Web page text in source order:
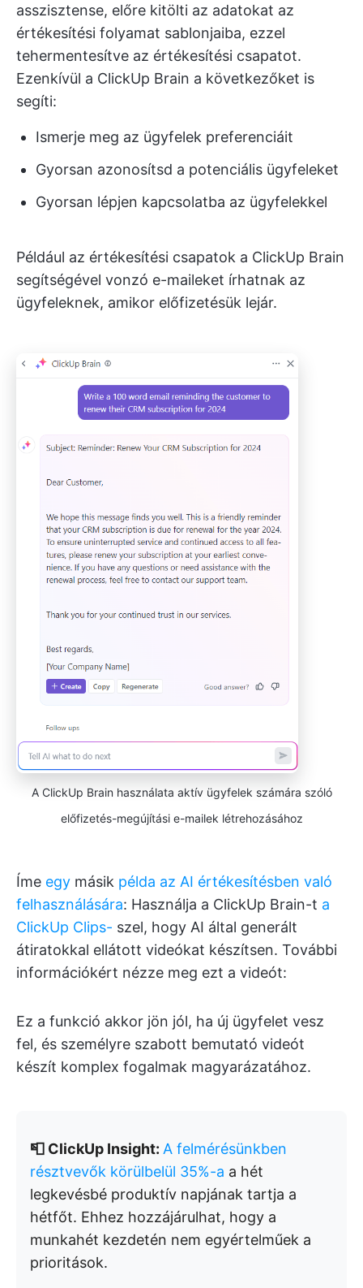
asszisztense, előre kitölti az adatokat az
értékesítési folyamat sablonjaiba, ezzel
tehermentesítve az értékesítési csapatot.
Ezenkívül a ClickUp Brain a következőket is
segíti:
Ismerje meg az ügyfelek preferenciáit
Gyorsan azonosítsd a potenciális ügyfeleket
Gyorsan lépjen kapcsolatba az ügyfelekkel
Például az értékesítési csapatok a ClickUp Brain
segítségével vonzó e-maileket írhatnak az
ügyfeleknek, amikor előfizetésük lejár.
A ClickUp Brain használata aktív ügyfelek számára szóló
előfizetés-megújítási e-mailek létrehozásához
Íme egy másik példa az AI értékesítésben való
felhasználására: Használja a ClickUp Brain-t a
ClickUp Clips- szel, hogy AI által generált
átiratokkal ellátott videókat készítsen. További
információkért nézze meg ezt a videót:
Ez a funkció akkor jön jól, ha új ügyfelet vesz
fel, és személyre szabott bemutató videót
készít komplex fogalmak magyarázatához.
📮 ClickUp Insight: A felmérésünkben
résztvevők körülbelül 35%-a a hét
legkevésbé produktív napjának tartja a
hétfőt. Ehhez hozzájárulhat, hogy a
munkahét kezdetén nem egyértelműek a
prioritások.